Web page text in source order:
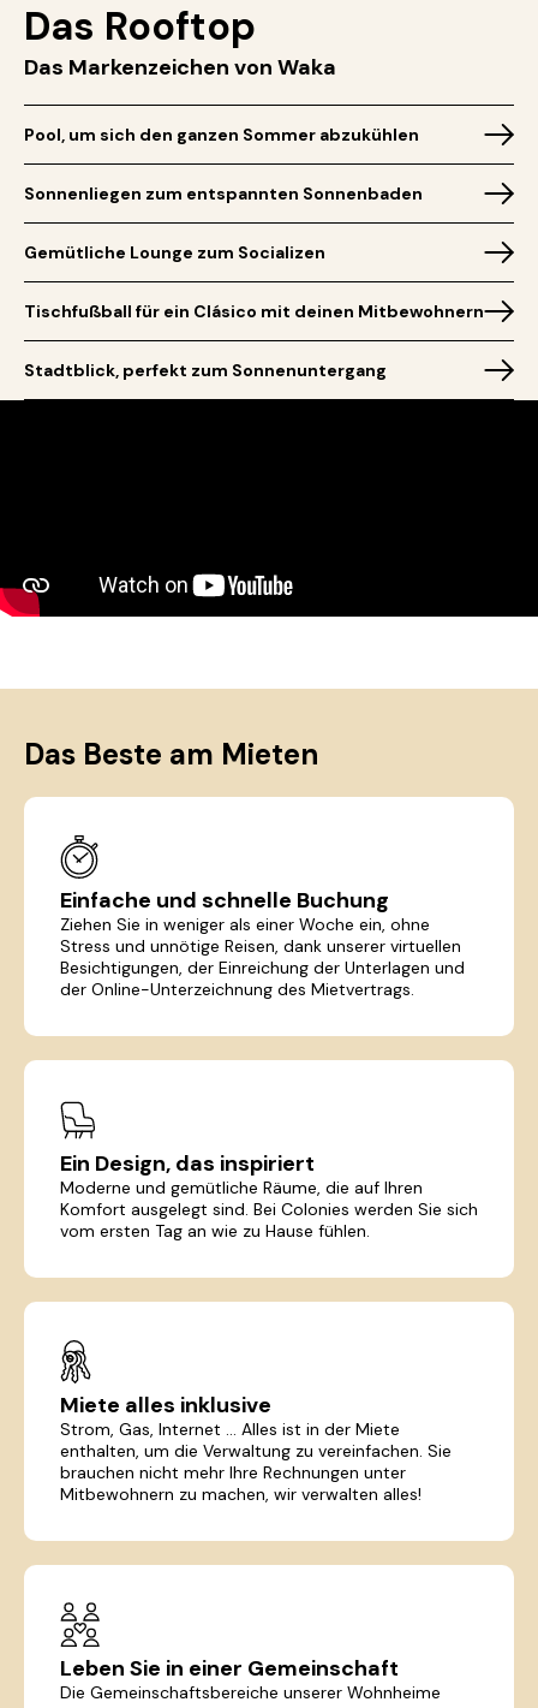
Das Rooftop
Das Markenzeichen von Waka
Pool, um sich den ganzen Sommer abzukühlen
Sonnenliegen zum entspannten Sonnenbaden
Gemütliche Lounge zum Socializen
Tischfußball für ein Clásico mit deinen Mitbewohnern
Stadtblick, perfekt zum Sonnenuntergang
Das Beste am Mieten
Einfache und schnelle Buchung
Ziehen Sie in weniger als einer Woche ein, ohne
Stress und unnötige Reisen, dank unserer virtuellen
Besichtigungen, der Einreichung der Unterlagen und
der Online-Unterzeichnung des Mietvertrags.
Ein Design, das inspiriert
Moderne und gemütliche Räume, die auf Ihren
Komfort ausgelegt sind. Bei Colonies werden Sie sich
vom ersten Tag an wie zu Hause fühlen.
Miete alles inklusive
Strom, Gas, Internet ... Alles ist in der Miete
enthalten, um die Verwaltung zu vereinfachen. Sie
brauchen nicht mehr Ihre Rechnungen unter
Mitbewohnern zu machen, wir verwalten alles!
Leben Sie in einer Gemeinschaft
Die Gemeinschaftsbereiche unserer Wohnheime